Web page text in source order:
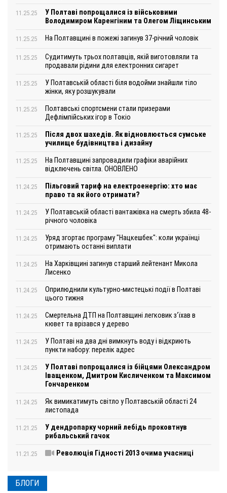
11.25.25
У Полтаві попрощалися із військовими
Володимиром Каренгіним та Олегом Ліщинським
11.25.25 На Полтавщині в пожежі загинув 37-річний чоловік
11.25.25
Судитимуть трьох полтавців, якій виготовляли та
продавали рідини для електронних сигарет
11.25.25
У Полтавській області біля водойми знайшли тіло
жінки, яку розшукували
11.25.25
Полтавські спортсмени стали призерами
Дефлімпійських ігор в Токіо
11.25.25
Після двох шахедів. Як відновлюється сумське
училище будівництва і дизайну
11.25.25
На Полтавщині запровадили графіки аварійних
відключень світла. ОНОВЛЕНО
11.24.25
Пільговий тариф на електроенергію: хто має
право та як його отримати?
11.24.25
У Полтавській області вантажівка на смерть збила 48-
річного чоловіка
11.24.25
Уряд згортає програму "Нацкешбек": коли українці
отримають останні виплати
11.24.25
На Харківщині загинув старший лейтенант Микола
Лисенко
11.24.25
Оприлюднили культурно-мистецькі події в Полтаві
цього тижня
11.24.25
Смертельна ДТП на Полтавщині легковик з‘їхав в
кювет та врізався у дерево
11.24.25
У Полтаві на два дні вимкнуть воду і відкриють
пункти набору: перелік адрес
11.24.25
У Полтаві попрощалися із бійцями Олександром
Іващенком, Дмитром Кисличенком та Максимом
Гончаренком
11.24.25
Як вимикатимуть світло у Полтавській області 24
листопада
11.21.25
У дендропарку чорний лебідь проковтнув
рибальський гачок
11.21.25 Революція Гідності 2013 очима учасниці
БЛОГИ